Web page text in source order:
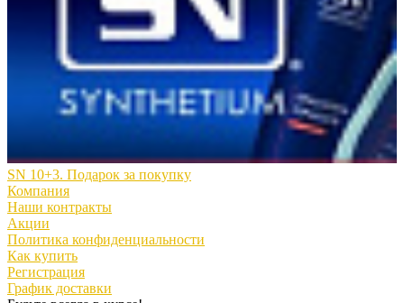
SN 10+3. Подарок за покупку
Компания
Наши контракты
Акции
Политика конфиденциальности
Как купить
Регистрация
График доставки